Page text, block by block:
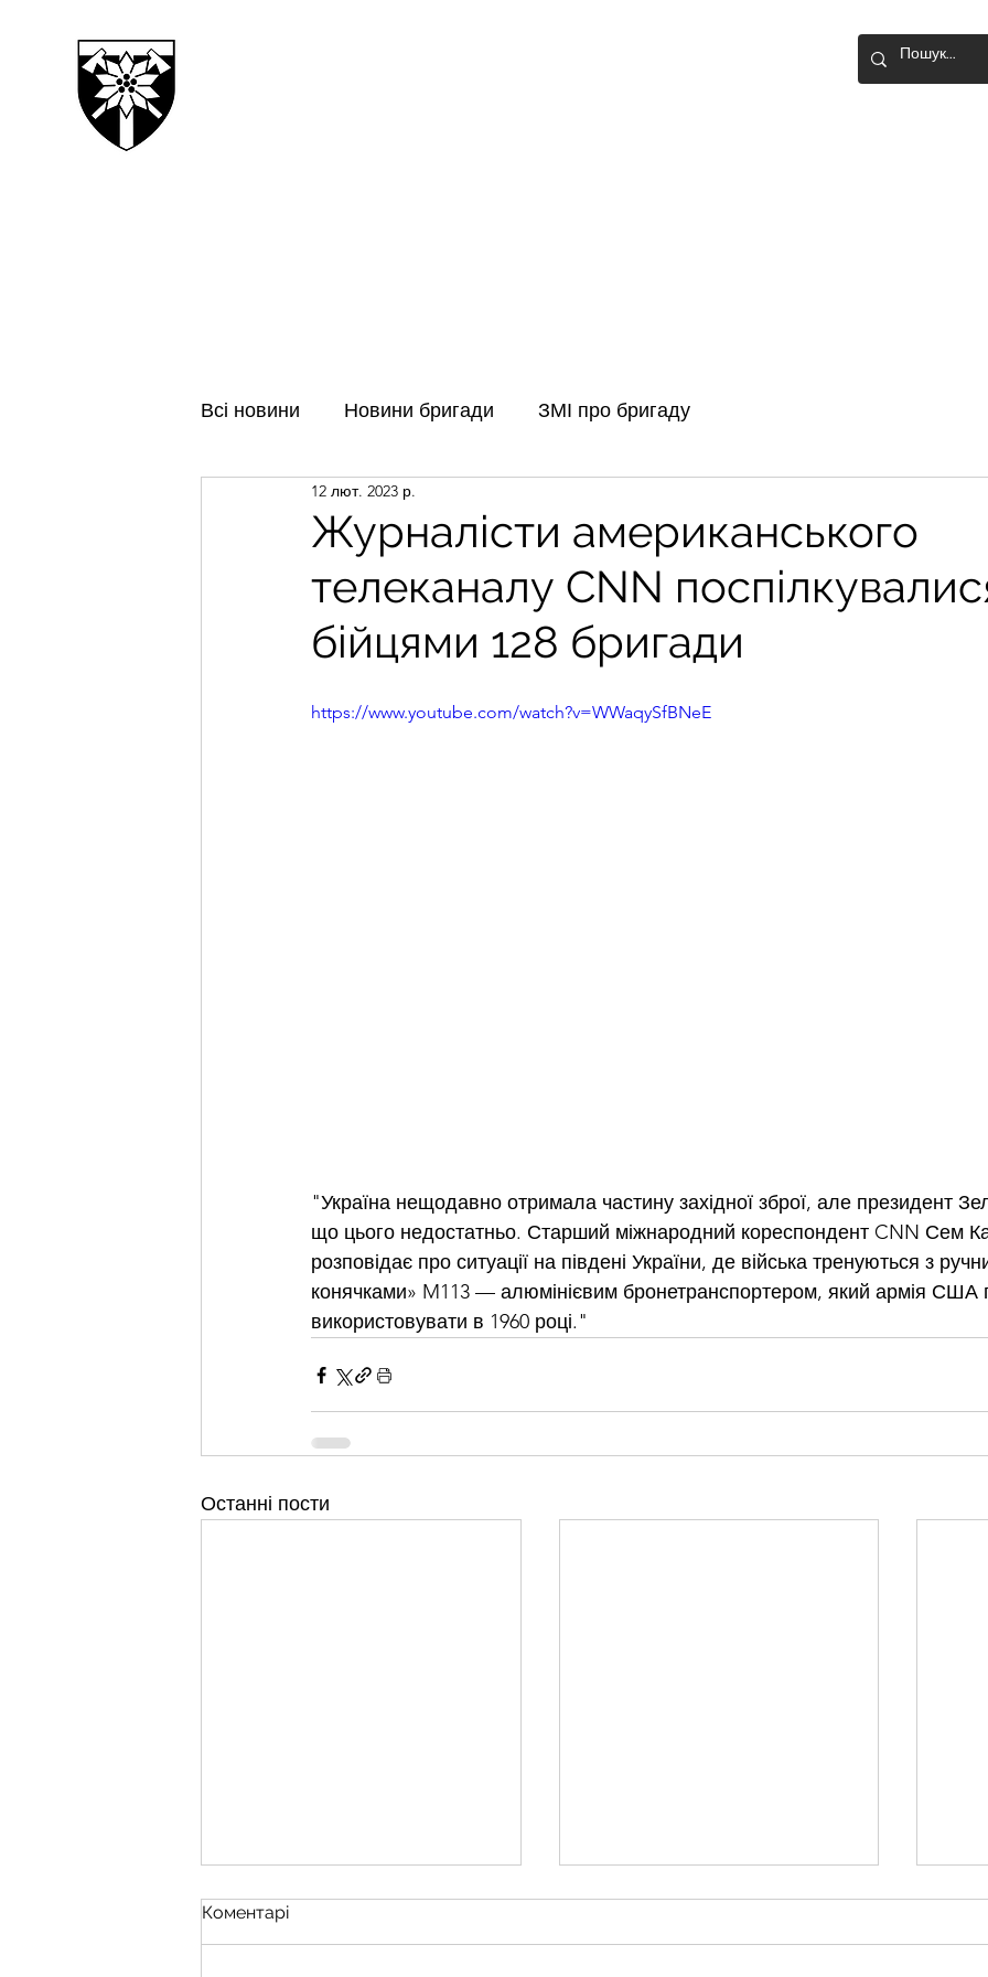
Всі новини Новини бригади ЗМІ про бригаду
Журналісти американського
телеканалу CNN
бійцями 128 бригади
12 лют. 2023 р.
https://www.youtube.com/watch?v=WWaqySfBNeE
"Україна нещодавно отримала частину західної зброї, але президент
що цього недостатньо. Старший міжнародний кореспондент CNN Сем
розповідає про ситуації на південі України, де війська тренуються з
конячками» M113 — алюмінієвим бронетранспортером, який армія
використовувати в 1960 році."
Останні пости
Коментарі